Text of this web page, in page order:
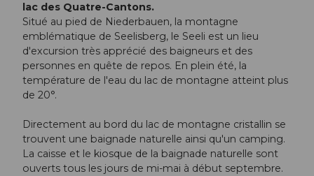
lac des Quatre-Cantons.
Situé au pied de Niederbauen, la montagne
emblématique de Seelisberg, le Seeli est un lieu
d'excursion très apprécié des baigneurs et des
personnes en quête de repos. En plein été, la
température de l'eau du lac de montagne atteint plus
de 20°.
Directement au bord du lac de montagne cristallin se
trouvent une baignade naturelle ainsi qu'un camping.
La caisse et le kiosque de la baignade naturelle sont
ouverts tous les jours de mi-mai à début septembre.